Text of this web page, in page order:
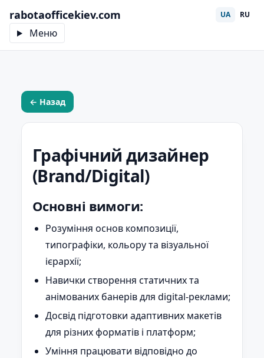
rabotaofficekiev.com
Меню
UA RU
← Назад
Графічний дизайнер
(Brand/Digital)
Основні вимоги:
Розуміння основ композиції,
типографіки, кольору та візуальної
ієрархії;
Навички створення статичних та
анімованих банерів для digital-реклами;
Досвід підготовки адаптивних макетів
для різних форматів і платформ;
Уміння працювати відповідно до